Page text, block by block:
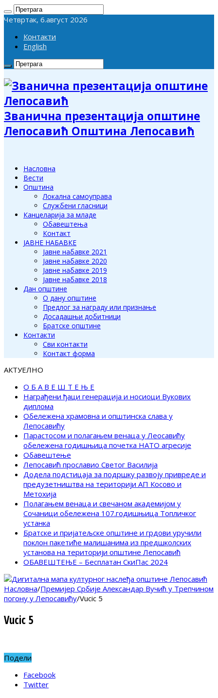
Четвртак, 6.август 2026
Контакти
English
Званична презентација општине
Лепосавић Општина Лепосавић
Насловна
Вести
Општина
Локална самоуправа
Службени гласници
Канцеларија за младе
Обавештења
Контакт
ЈАВНЕ НАБАВКЕ
Јавне набавке 2021
Јавне набавке 2020
Јавне набавке 2019
Јавне набавке 2018
Дан општине
О дану општине
Предлог за награду или признање
Досадашњи добитници
Братске општине
Контакти
Сви контакти
Контакт форма
АКТУЕЛНО
О Б А В Е Ш Т Е Њ Е
Награђени ђаци генерација и носиоци Вукових
диплома
Обележена храмовна и општинска слава у
Лепосавићу
Парастосом и полагањем венаца у Леосавићу
обележена годишњица почетка НАТО агресије
Обавештење
Лепосавић прославио Светог Василија
Додела подстицаја за подршку развоју привреде и
предузетништва на територији АП Косово и
Метохија
Полагањем венаца и свечаном академијом у
Сочаници обележена 107.годишњица Топличког
устанка
Братске и пријатељске општине и грдови уручили
поклон пакетиће малишанима из предшколских
установа на територији општине Лепосавић
ОБАВЕШТЕЊЕ – Бесплатан СкиПас 2024
Насловна/Премијер Србије Александар Вучић у Трепчином
погону у Лепосавићу/Vucic 5
Vucic 5
Подели
Facebook
Twitter